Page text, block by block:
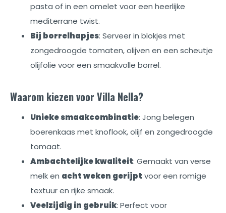
pasta of in een omelet voor een heerlijke
mediterrane twist.
Bij borrelhapjes: Serveer in blokjes met
zongedroogde tomaten, olijven en een scheutje
olijfolie voor een smaakvolle borrel.
Waarom kiezen voor Villa Nella?
Unieke smaakcombinatie: Jong belegen
boerenkaas met knoflook, olijf en zongedroogde
tomaat.
Ambachtelijke kwaliteit: Gemaakt van verse
melk en acht weken gerijpt voor een romige
textuur en rijke smaak.
Veelzijdig in gebruik: Perfect voor